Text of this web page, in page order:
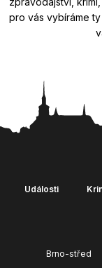
pro vás vybíráme
Události
Brno-střed